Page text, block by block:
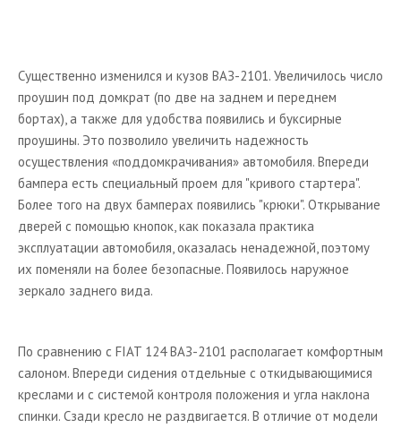
Существенно изменился и кузов ВАЗ-2101. Увеличилось число
проушин под домкрат (по две на заднем и переднем
бортах), а также для удобства появились и буксирные
проушины. Это позволило увеличить надежность
осуществления «поддомкрачивания» автомобиля. Впереди
бампера есть специальный проем для "кривого стартера".
Более того на двух бамперах появились "крюки". Открывание
дверей с помощью кнопок, как показала практика
эксплуатации автомобиля, оказалась ненадежной, поэтому
их поменяли на более безопасные. Появилось наружное
зеркало заднего вида.
По сравнению с FIAT 124 ВАЗ-2101 располагает комфортным
салоном. Впереди сидения отдельные с откидывающимися
креслами и с системой контроля положения и угла наклона
спинки. Сзади кресло не раздвигается. В отличие от модели